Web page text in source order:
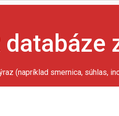
databáze
(napríklad smernica, súhlas,